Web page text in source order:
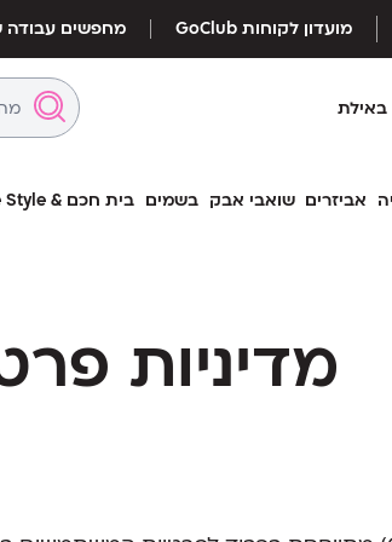
מועדון לקוחות GoClub מחפשים עבודה
באילת
אביזרים שואבי אבק בשמים בית חכם & Life Style
מדיניות